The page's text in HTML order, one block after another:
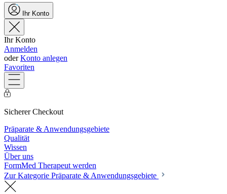
Ihr Konto
Ihr Konto
Anmelden
oderKonto anlegen
Favoriten
Sicherer Checkout
Präparate & Anwendungsgebiete
Qualität
Wissen
Über uns
FormMed Therapeut werden
Zur Kategorie Präparate & Anwendungsgebiete